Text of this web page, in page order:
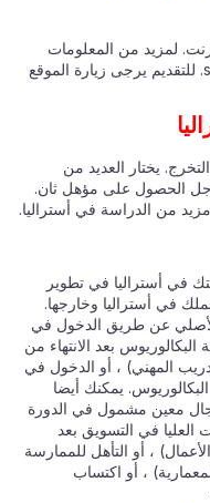
لمزيد من المعلومات
يرجى زيارة الموقع
يختار العديد من
على مؤهل ثان.
من الدراسة في أستراليا.
أستراليا في تطوير
أستراليا وخارجها.
عن طريق الدخول في
بعد الانتهاء من
المهني) ، أو الدخول في
يمكنك أيضا
مشمول في الدورة
في التسويق بعد
، أو التأهل للممارسة
، أو اكتساب